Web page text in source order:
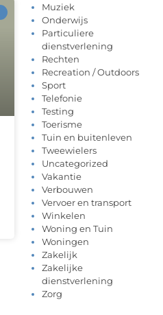
Muziek
Onderwijs
Particuliere
dienstverlening
Rechten
Recreation / Outdoors
Sport
Telefonie
Testing
Toerisme
Tuin en buitenleven
Tweewielers
Uncategorized
Vakantie
Verbouwen
Vervoer en transport
Winkelen
Woning en Tuin
Woningen
Zakelijk
Zakelijke
dienstverlening
Zorg